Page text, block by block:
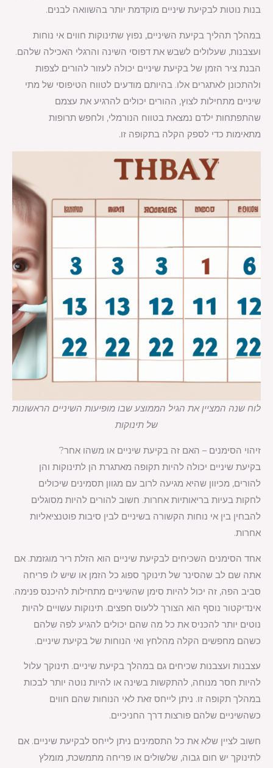
בנות נוטות לבקיעת שיניים מוקדמת יותר בהשוואה לבנים.
במהלך תהליך בקיעת השיניים, נפוץ שתינוקות חווים אי נוחות
ועצבנות, שעלולים לשבש את דפוסי השינה והרגלי האכילה שלהם.
הבנת ציר הזמן של בקיעת שיניים יכולה לעזור להורים לצפות
ולהתכונן לאתגרים אלו. בהיותם מודעים לטווח הטיפוסי של מתי
שיניים מתחילות לצוץ, ההורים יכולים להרגיע את עצמם
שהתפתחות ילדם נמצאת בטווח הנורמלי, ולחפש תרופות
מתאימות כדי לספק הקלה בתקופה זו.
לוח שנה המציין את הגיל הממוצע שבו מופיעות השיניים הראשונות
של תינוקות
זיהוי הסימנים – האם זה בקיעת שיניים או משהו אחר?
בקיעת שיניים יכולה להיות תקופה מאתגרת הן לתינוקות והן
להורים, מכיוון שהיא מגיעה לרוב עם מגוון תסמינים שיכולים
לחקות בעיות בריאותיות אחרות. חשוב להורים להיות מסוגלים
להבחין בין אי נוחות הקשורה בשיניים לבין סיבות פוטנציאליות
אחרות.
אחד הסימנים השכיחים לבקיעת שיניים הוא הזלת ריר מוגזמת. אם
אתה שם לב שהסינר של תינוקך ספוג כל הזמן או שיש לו פריחה
סביב הפה, זה יכול להיות סימן שהשיניים מתחילות להיכנס פנימה.
אינדיקטור נוסף הוא הצורך ללעוס חפצים. תינוקות עשויים להיות
נוטים יותר להכניס את כל מה שהם יכולים להגיע לפה שלהם
כשהם מחפשים הקלה מהלחץ ואי הנוחות של בקיעת שיניים.
עצבנות ועצבנות שכיחים גם במהלך בקיעת שיניים. תינוקך עלול
להיות חסר מנוחה, להתקשות בשינה או להיות נוטה יותר לבכות
במהלך תקופה זו. ניתן לייחס זאת לאי הנוחות שהם חווים
כשהשיניים שלהם פורצות דרך החניכיים.
חשוב לציין שלא את כל התסמינים ניתן לייחס לבקיעת שיניים. אם
לתינוקך יש חום גבוה, שלשולים או פריחה מתמשכת, מומלץ